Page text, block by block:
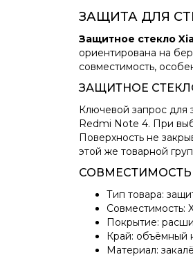
ЗАЩИТА ДЛЯ
Защитное стекло
ориентирована на
совместимость,
ЗАЩИТНОЕ
Ключевой запрос для
Redmi Note 4. При
Поверхность не
этой же товарной
Тип товара:
Совместимость:
Покрытие:
Край: объёмный
Материал: